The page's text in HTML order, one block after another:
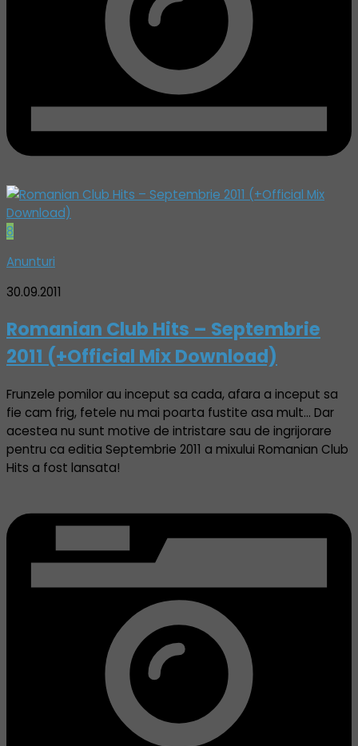
8
Anunturi
30.09.2011
Romanian Club Hits – Septembrie
2011 (+Official Mix Download)
Frunzele pomilor au inceput sa cada, afara a inceput sa
fie cam frig, fetele nu mai poarta fustite asa mult… Dar
acestea nu sunt motive de intristare sau de ingrijorare
pentru ca editia Septembrie 2011 a mixului Romanian Club
Hits a fost lansata!